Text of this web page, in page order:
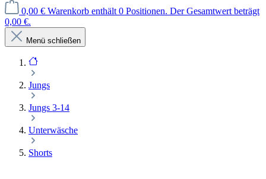
0,00 € Warenkorb enthält 0 Positionen. Der Gesamtwert beträgt
0,00 €.
Menü schließen
Jungs
Jungs 3-14
Unterwäsche
Shorts